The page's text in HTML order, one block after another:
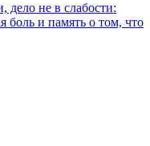
дело не в слабости:
боль и память о том, что